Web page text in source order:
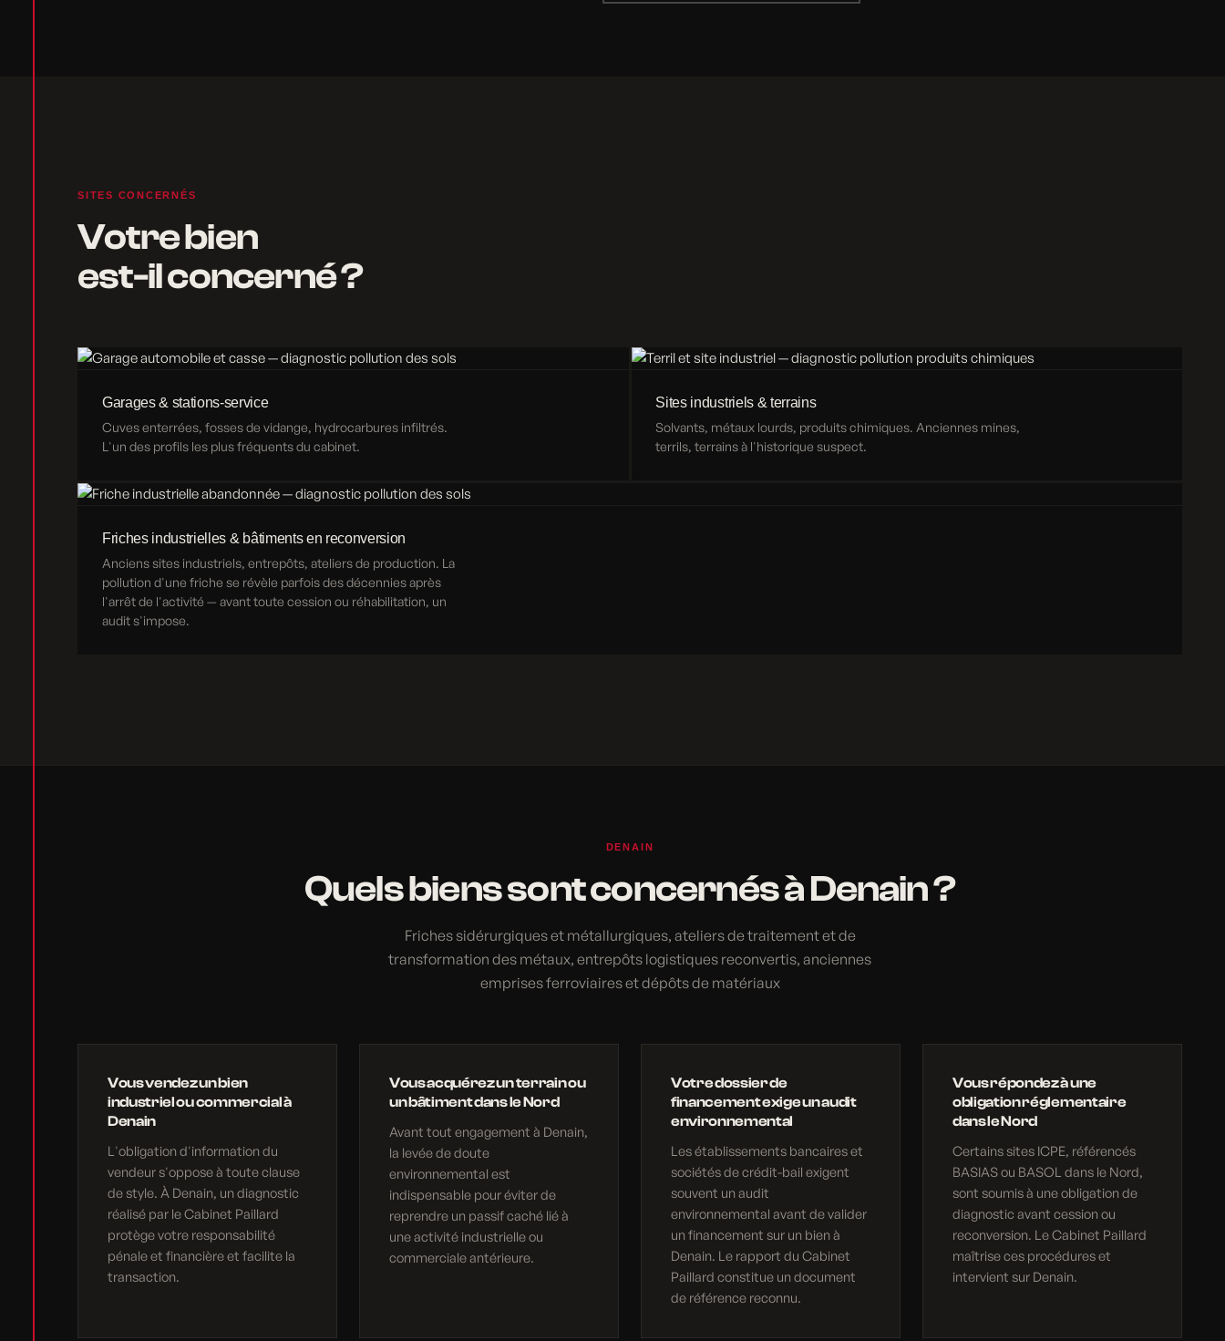
SITES CONCERNÉS
Votre bien
est-il concerné ?
Garages & stations-service
Cuves enterrées, fosses de vidange, hydrocarbures infiltrés.
L'un des profils les plus fréquents du cabinet.
Sites industriels & terrains
Solvants, métaux lourds, produits chimiques. Anciennes mines,
terrils, terrains à l'historique suspect.
Friches industrielles & bâtiments en reconversion
Anciens sites industriels, entrepôts, ateliers de production. La
pollution d'une friche se révèle parfois des décennies après
l'arrêt de l'activité — avant toute cession ou réhabilitation, un
audit s'impose.
DENAIN
Quels biens sont concernés à Denain ?
Friches sidérurgiques et métallurgiques, ateliers de traitement et de
transformation des métaux, entrepôts logistiques reconvertis, anciennes
emprises ferroviaires et dépôts de matériaux
Vous vendez un bien
industriel ou commercial à
Denain
L'obligation d'information du
vendeur s'oppose à toute clause
de style. À Denain, un diagnostic
réalisé par le Cabinet Paillard
protège votre responsabilité
pénale et financière et facilite la
transaction.
Vous acquérez un terrain ou
un bâtiment dans le Nord
Avant tout engagement à Denain,
la levée de doute
environnemental est
indispensable pour éviter de
reprendre un passif caché lié à
une activité industrielle ou
commerciale antérieure.
Votre dossier de
financement exige un audit
environnemental
Les établissements bancaires et
sociétés de crédit-bail exigent
souvent un audit
environnemental avant de valider
un financement sur un bien à
Denain. Le rapport du Cabinet
Paillard constitue un document
de référence reconnu.
Vous répondez à une
obligation réglementaire
dans le Nord
Certains sites ICPE, référencés
BASIAS ou BASOL dans le Nord,
sont soumis à une obligation de
diagnostic avant cession ou
reconversion. Le Cabinet Paillard
maîtrise ces procédures et
intervient sur Denain.